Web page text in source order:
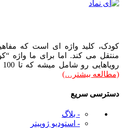
کودک، کلید واژه ای است که
منتقل می کند. اما برای ما واژه
رویاهایی رو شامل میشه که تا 100 سالگی همراه انسان هاست.
(مطالعه بیشتر…)
دسترسی سریع
- بلاگ
- استودیو ژوپیتر